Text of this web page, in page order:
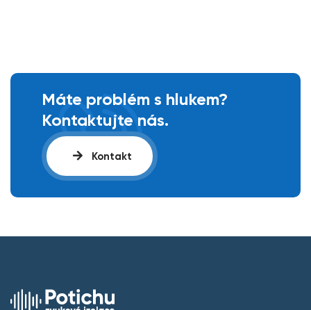
Máte problém s hlukem?
Kontaktujte nás.
Kontakt